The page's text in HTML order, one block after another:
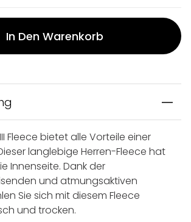
In Den Warenkorb
Fleece bietet alle Vorteile einer
langlebige Herren-Fleece hat
Innenseite. Dank der
und atmungsaktiven
Sie sich mit diesem Fleece
und trocken.